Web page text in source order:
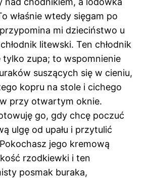
właśnie wtedy sięgam po
mi dzieciństwo u
litewski. Ten chłodnik
tylko zupa; to wspomnienie
suszących się w cieniu,
kopru na stole i cichego
przy otwartym oknie.
go, gdy chcę poczuć
ulgę od upału i przytulić
jego kremową
rzodkiewki i ten
posmak buraka,